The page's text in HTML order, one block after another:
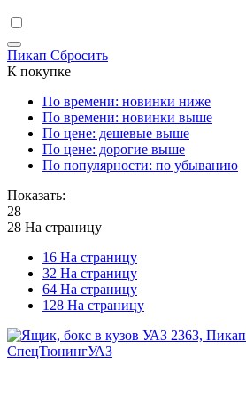
Пикап Сбросить
К покупке
По времени: новинки ниже
По времени: новинки выше
По цене: дешевые выше
По цене: дорогие выше
По популярности: по убыванию
Показать:
28
28 На страницу
16 На страницу
32 На страницу
64 На страницу
128 На страницу